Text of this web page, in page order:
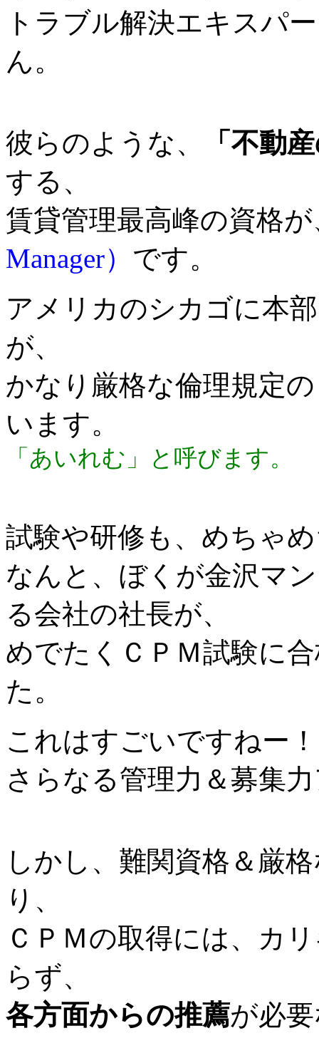
トラブル解決エキスパ
ん。
彼らのような、
「不動
する、
賃貸管理最高峰の資格が
Manager） です。
アメリカのシカゴに本
が、
かなり厳格な倫理規定
います。
「あいれむ」と呼びます。
試験や研修も、めちゃ
なんと、ぼくが金沢マ
る会社の社長が、
めでたくＣＰＭ試験に
た。
これはすごいですね
さらなる管理力＆募集
しかし、難関資格＆厳
り、
ＣＰＭの取得には、カ
らず、
各方面からの推薦が必